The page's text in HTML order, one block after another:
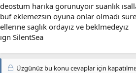
deostum harıka gorunuyoır suanlık
buf eklemezsın oyuna onlar olmadı
ellerıne saglık ordayız ve beklmedeyız
ıgn SilentSea
Üzgünüz bu konu cevaplar için